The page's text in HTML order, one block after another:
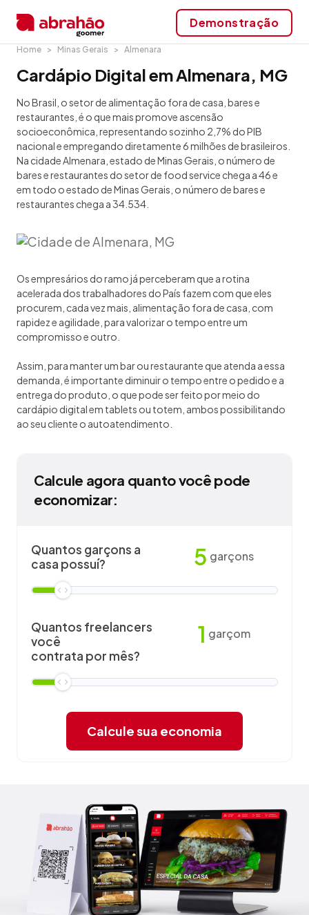
Demonstração
Home Minas Gerais Almenara
Cardápio Digital em Almenara, MG
No Brasil, o setor de alimentação fora de casa, bares e
restaurantes, é o que mais promove ascensão
socioeconômica, representando sozinho 2,7% do PIB
nacional e empregando diretamente 6 milhões de brasileiros.
Na cidade Almenara, estado de Minas Gerais, o número de
bares e restaurantes do setor de food service chega a 46 e
em todo o estado de Minas Gerais, o número de bares e
restaurantes chega a 34.534.
Os empresários do ramo já perceberam que a rotina
acelerada dos trabalhadores do País fazem com que eles
procurem, cada vez mais, alimentação fora de casa, com
rapidez e agilidade, para valorizar o tempo entre um
compromisso e outro.
Assim, para manter um bar ou restaurante que atenda a essa
demanda, é importante diminuir o tempo entre o pedido e a
entrega do produto, o que pode ser feito por meio do
cardápio digital em tablets ou totem, ambos possibilitando
ao seu cliente o autoatendimento.
Calcule agora quanto você pode
economizar:
Quantos garçons a
casa possuí?
5 garçons
Quantos freelancers
você
contrata por mês?
1 garçom
Calcule sua economia